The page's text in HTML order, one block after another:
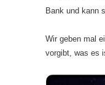
Bank und kann
Wir geben mal
vorgibt, was es